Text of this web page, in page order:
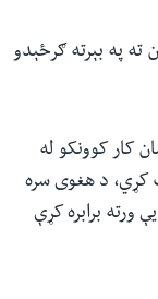
ته په بېرته ګرځېدو
کار کوونکو له
کړي، د هغوی سره
ورته برابره کړې